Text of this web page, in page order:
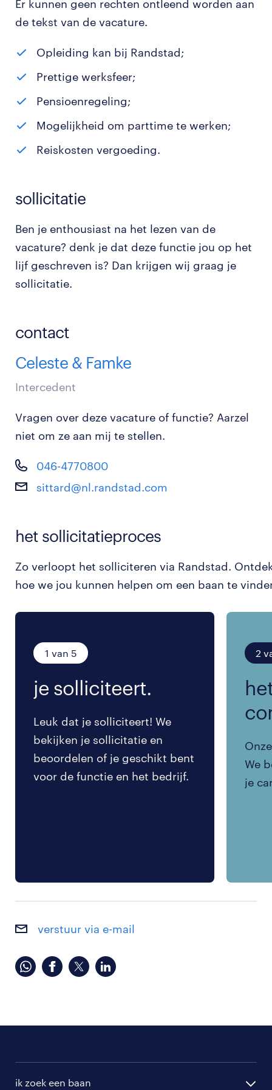
Er kunnen geen rechten ontleend worden aan
de tekst van de vacature.
Opleiding kan bij Randstad;
Prettige werksfeer;
Pensioenregeling;
Mogelijkheid om parttime te werken;
Reiskosten vergoeding.
sollicitatie
Ben je enthousiast na het lezen van de
vacature? denk je dat deze functie jou op het
lijf geschreven is? Dan krijgen wij graag je
sollicitatie.
contact
Celeste & Famke
Intercedent
Vragen over deze vacature of functie? Aarzel
niet om ze aan mij te stellen.
046-4770800
sittard@nl.randstad.com
het sollicitatieproces
Zo verloopt het solliciteren via Randstad.
hoe we jou kunnen helpen om een baan te
1 van 5
je solliciteert.
Leuk dat je solliciteert! We
bekijken je sollicitatie en
beoordelen of je geschikt bent
voor de functie en het bedrijf.
2
We
je
verstuur via e-mail
ik zoek een baan